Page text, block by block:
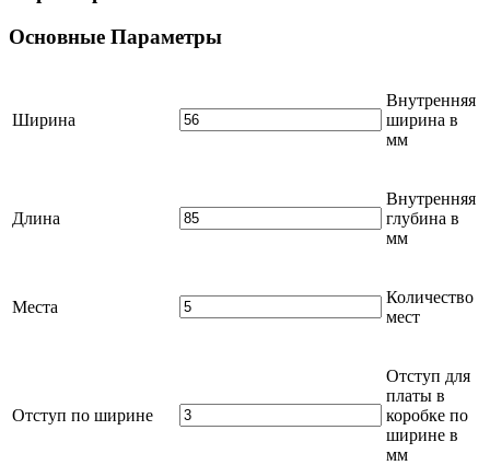
Основные Параметры
Ширина
Внутренняя
ширина в
мм
Длина
Внутренняя
глубина в
мм
Места
Количество
мест
Отступ по ширине
Отступ для
платы в
коробке по
ширине в
мм